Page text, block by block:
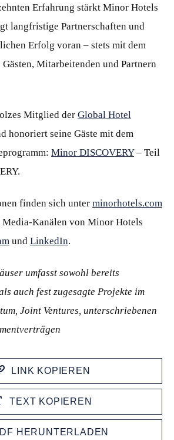
Erfahrung stärkt Minor Hotels
langfristige Partnerschaften und
Erfolg voran – stets mit dem
Gästen, Mitarbeitenden und Partnern
Mitglied der Global Hotel
honoriert seine Gäste mit dem
Minor DISCOVERY– Teil
finden sich unter minorhotels.com
Media-Kanälen von Minor Hotels
und LinkedIn.
umfasst sowohl bereits
auch fest zugesagte Projekte im
Joint Ventures, unterschriebenen
LINK KOPIEREN
TEXT KOPIEREN
HERUNTERLADEN